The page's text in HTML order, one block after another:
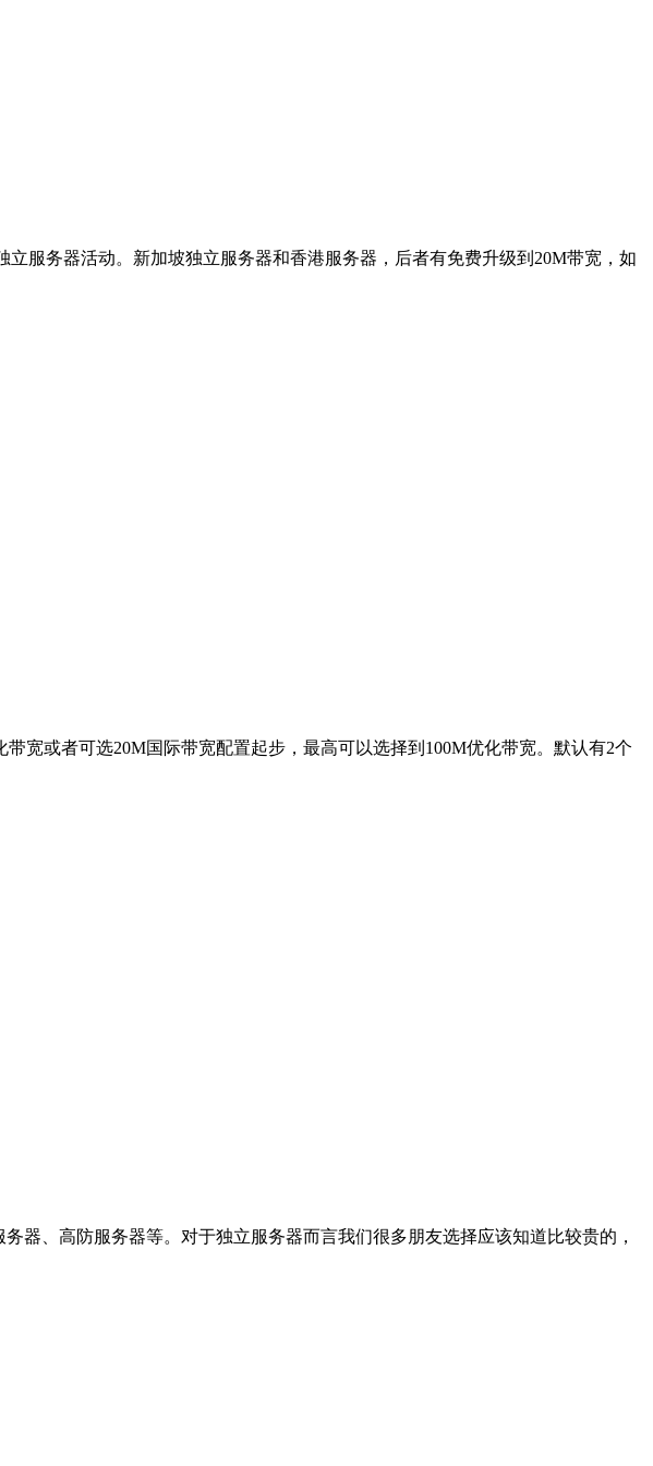
服务器活动。新加坡独立服务器和香港服务器，后者有免费升级到20M带宽，如
宽或者可选20M国际带宽配置起步，最高可以选择到100M优化带宽。默认有2个
器、高防服务器等。对于独立服务器而言我们很多朋友选择应该知道比较贵的，